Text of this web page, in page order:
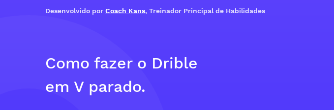
Desenvolvido por Coach Kans, Treinador Principal de Habilidades
Como fazer o Drible
em V parado.